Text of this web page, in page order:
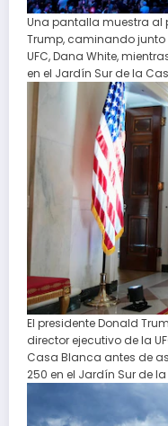
Una pantalla muestra al
Trump, caminando junto
UFC, Dana White,
en el Jardín Sur de la
El presidente Donald
director ejecutivo de la
Casa Blanca antes de
250 en el Jardín Sur de la